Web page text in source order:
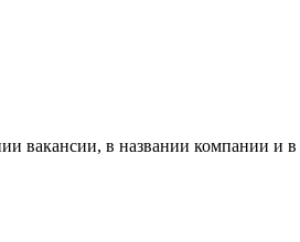
вакансии, в названии компании и